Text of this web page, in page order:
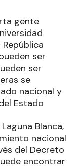
gente
ser
ser
se
nacional y
Estado
Blanca,
nacional
del Decreto
encontrar